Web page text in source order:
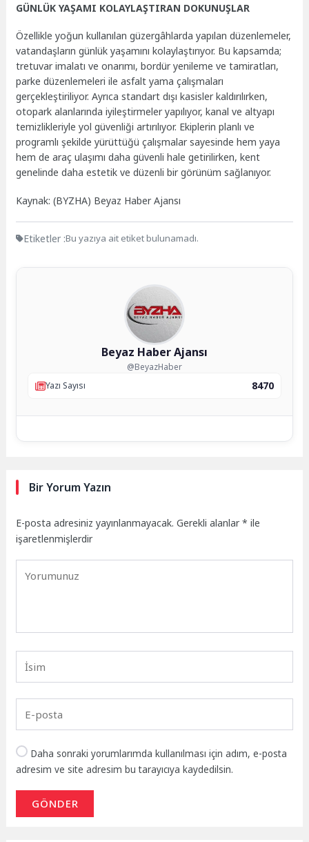
GÜNLÜK YAŞAMI KOLAYLAŞTIRAN DOKUNUŞLAR
Özellikle yoğun kullanılan güzergâhlarda yapılan düzenlemeler,
vatandaşların günlük yaşamını kolaylaştırıyor. Bu kapsamda;
tretuvar imalatı ve onarımı, bordür yenileme ve tamiratları,
parke düzenlemeleri ile asfalt yama çalışmaları
gerçekleştiriliyor. Ayrıca standart dışı kasisler kaldırılırken,
otopark alanlarında iyileştirmeler yapılıyor, kanal ve altyapı
temizlikleriyle yol güvenliği artırılıyor. Ekiplerin planlı ve
programlı şekilde yürüttüğü çalışmalar sayesinde hem yaya
hem de araç ulaşımı daha güvenli hale getirilirken, kent
genelinde daha estetik ve düzenli bir görünüm sağlanıyor.
Kaynak: (BYZHA) Beyaz Haber Ajansı
Etiketler :Bu yazıya ait etiket bulunamadı.
Beyaz Haber Ajansı
@BeyazHaber
Yazı Sayısı
8470
Bir Yorum Yazın
E-posta adresiniz yayınlanmayacak. Gerekli alanlar* ile
işaretlenmişlerdir
Daha sonraki yorumlarımda kullanılması için adım, e-posta
adresim ve site adresim bu tarayıcıya kaydedilsin.
GÖNDER